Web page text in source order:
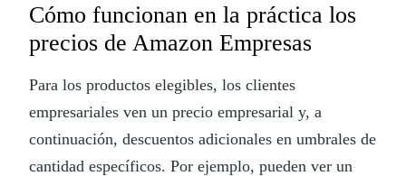
Cómo funcionan en la práctica los
precios de Amazon Empresas
Para los productos elegibles, los clientes
empresariales ven un precio empresarial y, a
continuación, descuentos adicionales en umbrales de
cantidad específicos. Por ejemplo, pueden ver un